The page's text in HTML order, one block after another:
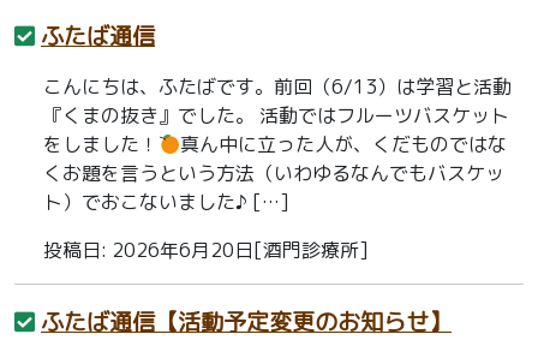
ふたば通信
こんにちは、ふたばです。前回（6/13）は学習と活動
『くまの抜き』でした。 活動ではフルーツバスケット
をしました！
真ん中に立った人が、くだものではな
くお題を言うという方法（いわゆるなんでもバスケッ
ト）でおこないました♪ […]
投稿日: 2026年6月20日[酒門診療所]
ふたば通信【活動予定変更のお知らせ】